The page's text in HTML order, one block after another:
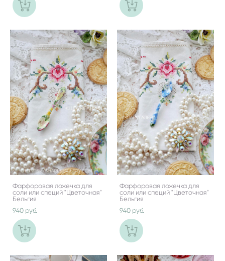
Фарфоровая ложечка для
соли или специй "Цветочная"
Бельгия
940 pуб.
Фарфоровая ложечка для
соли или специй "Цветочная"
Бельгия
940 pуб.